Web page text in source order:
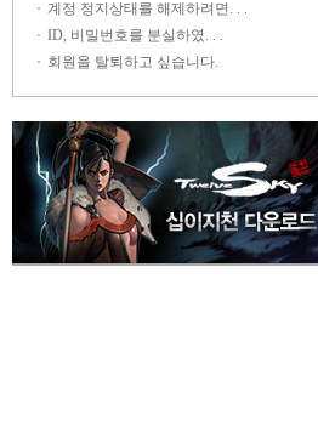
계정 정지상태를 해제하려면. . .
ID, 비밀번호를 분실하였. . .
회원을 탈퇴하고 싶습니다.